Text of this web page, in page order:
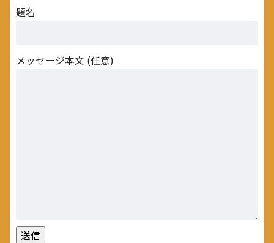
題名
メッセージ本文 (任意)